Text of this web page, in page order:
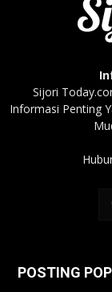
Sijori
Informasi Penting
POSTING